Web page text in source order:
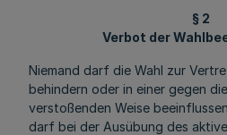
§ 2
Verbot der
Niemand darf die Wahl zur
behindern oder in einer gegen
verstoßenden Weise
darf bei der Ausübung des